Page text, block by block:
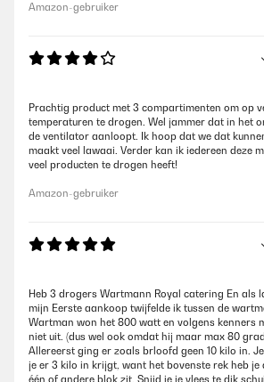
Amazon-gebruiker
Prachtig product met 3 compartimenten om op
temperaturen te drogen. Wel jammer dat in het
de ventilator aanloopt. Ik hoop dat we dat
maakt veel lawaai. Verder kan ik iedereen deze
veel producten te drogen heeft!
Amazon-gebruiker
Heb 3 drogers Wartmann Royal catering En als
mijn Eerste aankoop twijfelde ik tussen de
Wartman won het 800 watt en volgens kenners
niet uit. (dus wel ook omdat hij maar max 80
Allereerst ging er zoals brloofd geen 10 kilo in.
je er 3 kilo in krijgt, want het bovenste rek heb
één of andere blok zit. Snijd je je vlees te dik